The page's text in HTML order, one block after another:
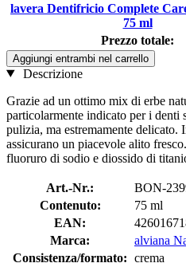
lavera Dentifricio Complete
75 ml
Prezzo totale:
Aggiungi entrambi nel carrello
Descrizione
Grazie ad un ottimo mix di erbe
particolarmente indicato per i denti
pulizia, ma estremamente delicato.
assicurano un piacevole alito
fluoruro di sodio e diossido di
Art.-Nr.:
BON-
Contenuto:
75 ml
EAN:
Marca:
alviana
Consistenza/formato: crema